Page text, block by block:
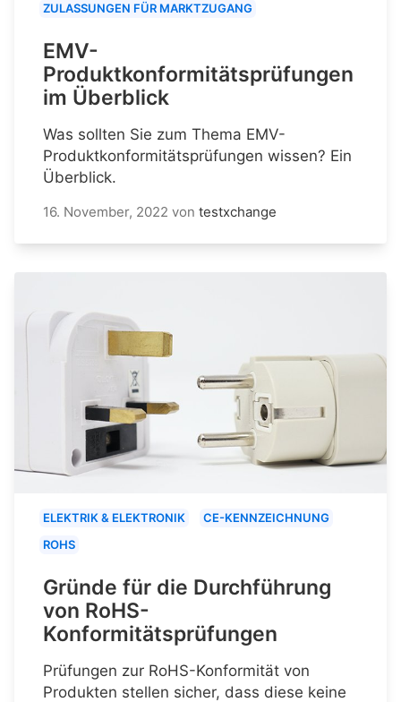
ZULASSUNGEN FÜR MARKTZUGANG
EMV-
Produktkonformitätsprüfungen
im Überblick
Was sollten Sie zum Thema EMV-
Produktkonformitätsprüfungen wissen? Ein
Überblick.
16. November, 2022 von testxchange
ELEKTRIK & ELEKTRONIK
CE-KENNZEICHNUNG
ROHS
Gründe für die Durchführung
von RoHS-
Konformitätsprüfungen
Prüfungen zur RoHS-Konformität von
Produkten stellen sicher, dass diese keine